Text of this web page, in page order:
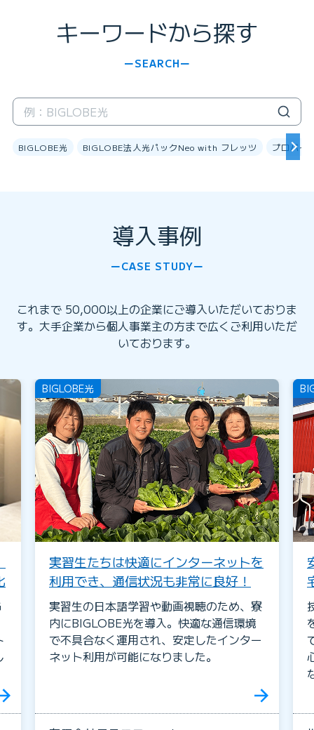
キーワードから探す
SEARCH
BIGLOBE光 BIGLOBE法人光パックNeo with フレッツ プロバイ
導入事例
CASE STUDY
これまで 50,000以上の企業にご導入いただいておりま
す。大手企業から個人事業主の方まで広くご利用いただ
いております。
BIGLOBE光
安心して導入が進み、非常に満足。社
宅の通信環境が改善
技能実習生の福利厚生として社宅に光回線
を導入。専任営業と連携しスムーズに導入
でき、通信環境が大幅に改善。実習生が安
心してインターネットを利用できるように